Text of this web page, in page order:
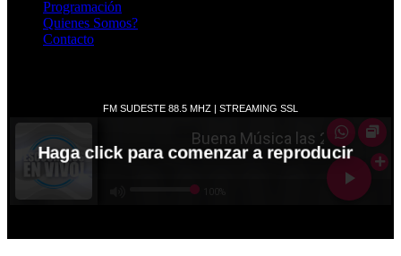
Programación
Quienes Somos?
Contacto